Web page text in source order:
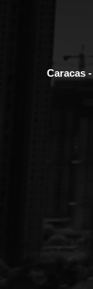
Caracas